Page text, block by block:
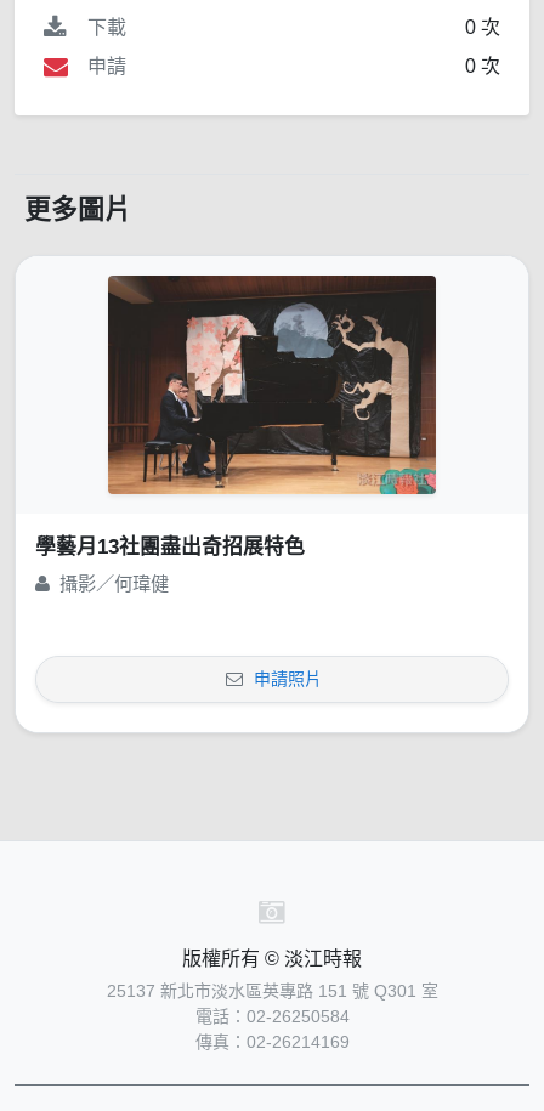
下載
0 次
申請
0 次
更多圖片
學藝月13社團盡出奇招展特色
攝影／何瑋健
申請照片
版權所有 © 淡江時報
25137 新北市淡水區英專路 151 號 Q301 室
電話：02-26250584
傳真：02-26214169